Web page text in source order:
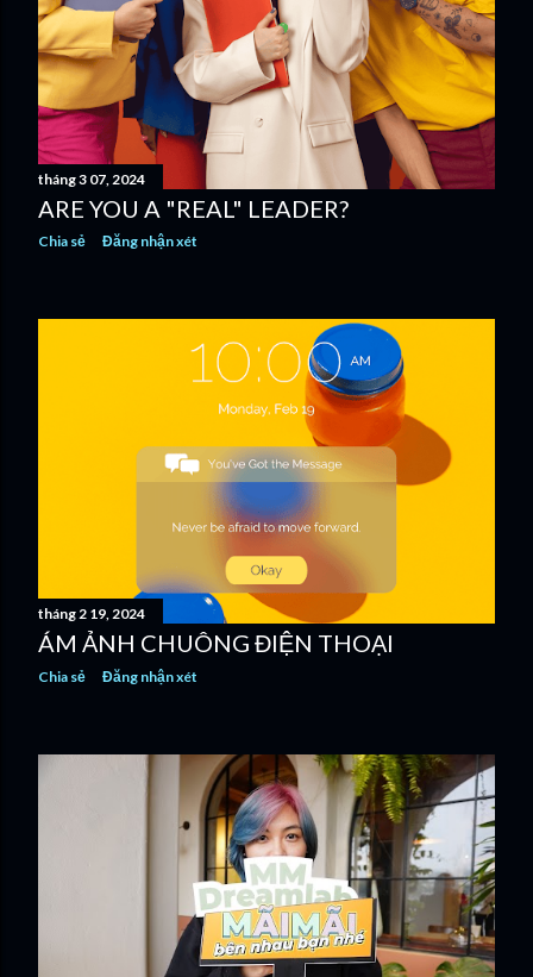
tháng 3 07, 2024
ARE YOU A "REAL" LEADER?
Chia sẻ Đăng nhận xét
tháng 2 19, 2024
ÁM ẢNH CHUÔNG ĐIỆN THOẠI
Chia sẻ Đăng nhận xét